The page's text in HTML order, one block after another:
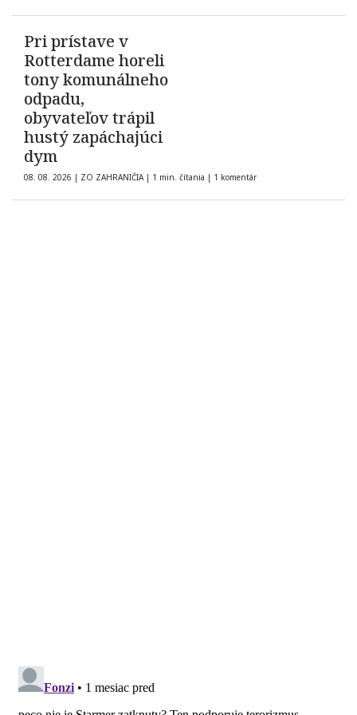
Pri prístave v
Rotterdame horeli
tony komunálneho
odpadu,
obyvateľov trápil
hustý zapáchajúci
dym
08. 08. 2026 | ZO ZAHRANIČIA | 1 min. čítania | 1 komentár